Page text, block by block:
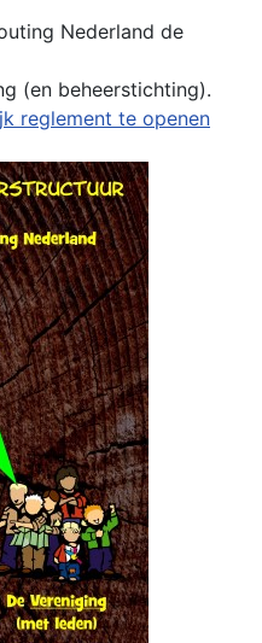
Nederland de
(en beheerstichting).
reglement te openen